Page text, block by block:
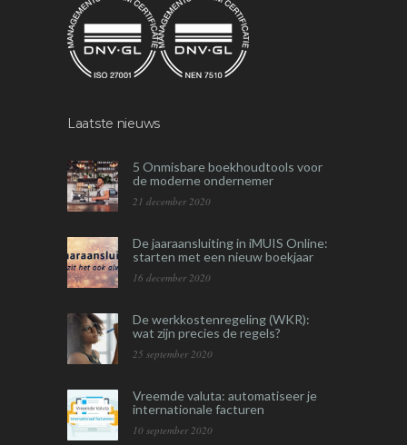
Laatste nieuws
5 Onmisbare boekhoudtools voor
de moderne ondernemer
21 december 2020
De jaaraansluiting in iMUIS Online:
starten met een nieuw boekjaar
16 december 2020
De werkkostenregeling (WKR):
wat zijn precies de regels?
25 september 2020
Vreemde valuta: automatiseer je
internationale facturen
10 september 2020